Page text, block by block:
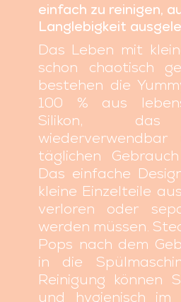
einfach zu reinigen,
Langlebigkeit
Das Leben mit
schon chaotisch
bestehen die
100 % aus
Silikon, das
täglichen
Das einfache
kleine Einzelteile
verloren oder
werden müssen.
Pops nach dem
in die
Reinigung können
und hygienisch im